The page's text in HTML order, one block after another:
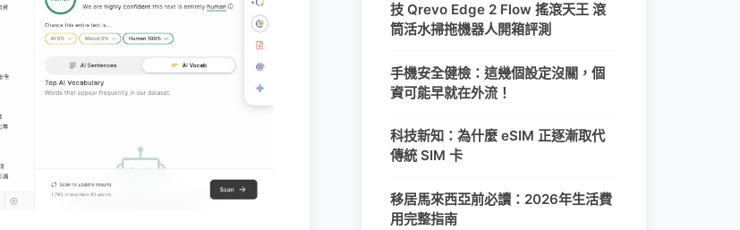
技 Qrevo Edge 2 Flow 搖滾天王 滾
筒活水掃拖機器人開箱評測
手機安全健檢：這幾個設定沒關，個
資可能早就在外流！
科技新知：為什麼 eSIM 正逐漸取代
傳統 SIM 卡
移居馬來西亞前必讀：2026年生活費
用完整指南